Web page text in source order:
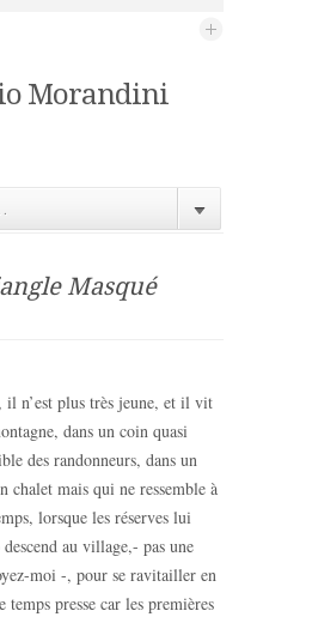
Morandini
Masqué
il n’est plus très jeune, et il vit
dans un coin quasi
des randonneurs, dans un
chalet mais qui ne ressemble à
lorsque les réserves lui
au village,- pas une
moi -, pour se ravitailler en
presse car les premières